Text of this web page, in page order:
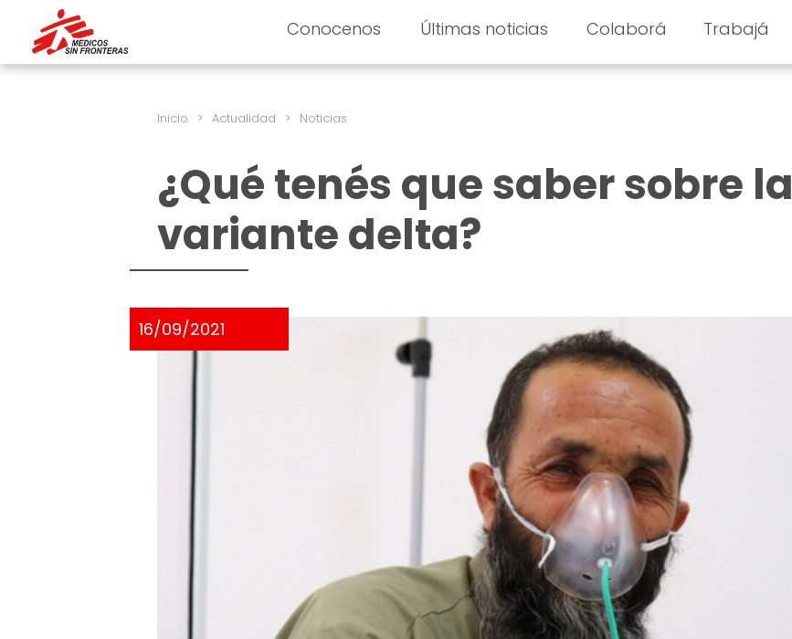
Conocenos Últimas noticias Colaborá Trabajá
Inicio > Actualidad > Noticias
¿Qué tenés que saber sobre la
variante delta?
16/09/2021